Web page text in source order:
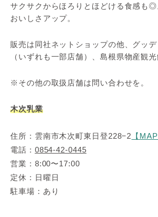
サクサクからほろりとほどける食感も◎
おいしさアップ。
販売は同社ネットショップの他、グッ
（いずれも一部店舗）、島根県物産観光
※その他の取扱店舗は問い合わせを。
木次乳業
住所：雲南市木次町東日登228−2 【MAP
電話： 0854-42-0445
営業：8:00〜17:00
定休：日曜日
駐車場：あり